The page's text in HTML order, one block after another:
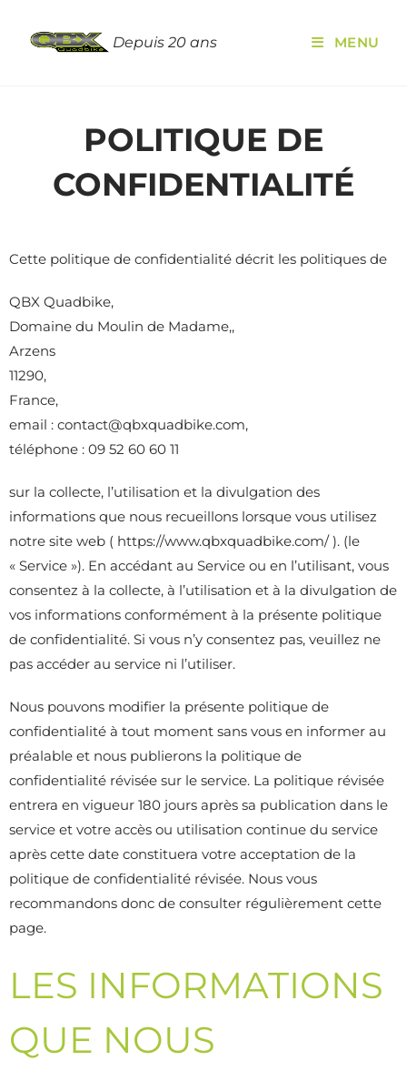
Depuis 20 ans MENU
POLITIQUE DE
CONFIDENTIALITÉ
Cette politique de confidentialité décrit les politiques de
QBX Quadbike,
Domaine du Moulin de Madame,,
Arzens
11290,
France,
email : contact@qbxquadbike.com,
téléphone : 09 52 60 60 11
sur la collecte, l’utilisation et la divulgation des
informations que nous recueillons lorsque vous utilisez
notre site web ( https://www.qbxquadbike.com/ ). (le
« Service »). En accédant au Service ou en l’utilisant, vous
consentez à la collecte, à l’utilisation et à la divulgation de
vos informations conformément à la présente politique
de confidentialité. Si vous n’y consentez pas, veuillez ne
pas accéder au service ni l’utiliser.
Nous pouvons modifier la présente politique de
confidentialité à tout moment sans vous en informer au
préalable et nous publierons la politique de
confidentialité révisée sur le service. La politique révisée
entrera en vigueur 180 jours après sa publication dans le
service et votre accès ou utilisation continue du service
après cette date constituera votre acceptation de la
politique de confidentialité révisée. Nous vous
recommandons donc de consulter régulièrement cette
page.
LES INFORMATIONS
QUE NOUS